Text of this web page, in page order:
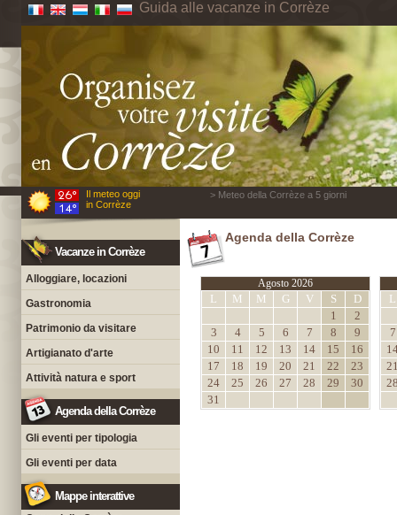
Guida alle vacanze in Corrèze
Il meteo oggi
in Corrèze
> Meteo della Corrèze a 5 giorni
Vacanze in Corrèze
Alloggiare, locazioni
Gastronomia
Patrimonio da visitare
Artigianato d'arte
Attività natura e sport
Agenda della Corrèze
Gli eventi per tipologia
Gli eventi per data
Mappe interattive
Agenda della Corrèze
Agosto 2026
L M M G V S
D
1
2
3
4 5 6 7 8
9
10
11 12 13 14 15
16
17
18 19 20 21 22
23
24
25 26 27 28 29
30
31
L
7